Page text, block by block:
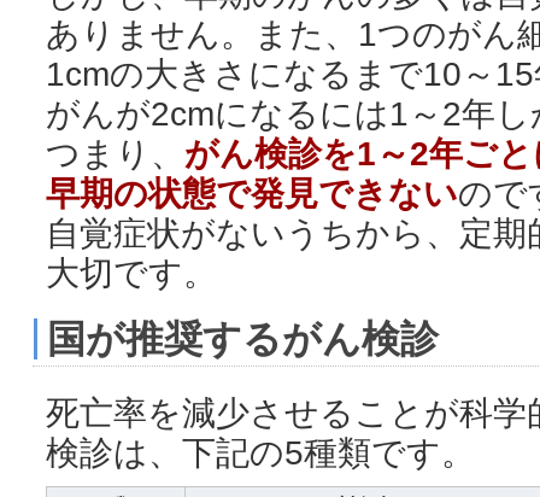
ありません。また、1つのがん
1cmの大きさになるまで10～
がんが2cmになるには1～2年
つまり、 がん検診を1～2年ご
早期の状態で発見できないので
自覚症状がないうちから、定
大切です。
国が推奨するがん検診
死亡率を減少させることが科
検診は、下記の5種類です。